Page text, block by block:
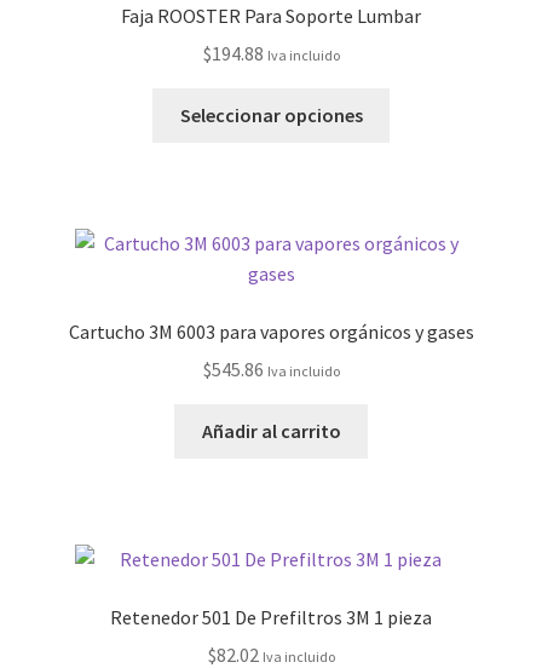
Faja ROOSTER Para Soporte Lumbar
$194.88 Iva incluido
Seleccionar opciones
Cartucho 3M 6003 para vapores orgánicos y gases
$545.86 Iva incluido
Añadir al carrito
Retenedor 501 De Prefiltros 3M 1 pieza
$82.02 Iva incluido